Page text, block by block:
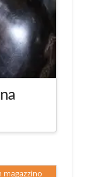
magazzino